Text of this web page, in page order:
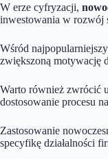
W erze cyfryzacji,
inwestowania w rozwój
Wśród
zwiększoną motywację
Warto również zwrócić
dostosowanie procesu
Zastosowanie
specyfikę działalności